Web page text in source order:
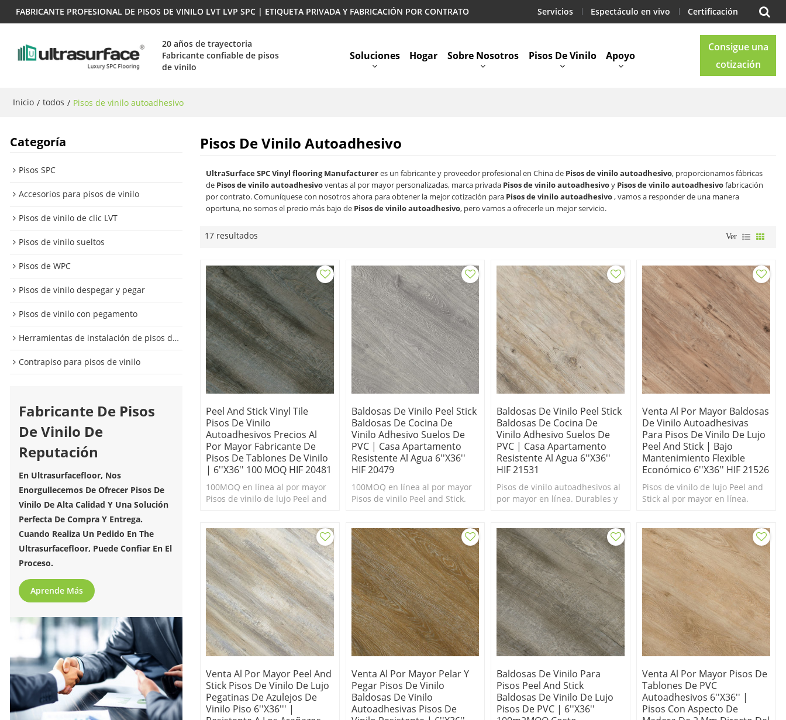
FABRICANTE PROFESIONAL DE PISOS DE VINILO LVT LVP SPC | ETIQUETA PRIVADA Y FABRICACIÓN POR CONTRATO Servicios Espectáculo en vivo Certificación
20 años de trayectoria
Fabricante confiable de pisos
de vinilo
Soluciones Hogar Sobre Nosotros Pisos De Vinilo Apoyo
Consigue una
cotización
Inicio / todos / Pisos de vinilo autoadhesivo
Categoría
Pisos SPC
Accesorios para pisos de vinilo
Pisos de vinilo de clic LVT
Pisos de vinilo sueltos
Pisos de WPC
Pisos de vinilo despegar y pegar
Pisos de vinilo con pegamento
Herramientas de instalación de pisos de vinilo
Contrapiso para pisos de vinilo
Fabricante De Pisos
De Vinilo De
Reputación
En Ultrasurfacefloor, Nos
Enorgullecemos De Ofrecer Pisos De
Vinilo De Alta Calidad Y Una Solución
Perfecta De Compra Y Entrega.
Cuando Realiza Un Pedido En The
Ultrasurfacefloor, Puede Confiar En El
Proceso.
Aprende Más
Pisos De Vinilo Autoadhesivo
UltraSurface SPC Vinyl flooring Manufactureres un fabricante y proveedor profesional en China de Pisos de vinilo autoadhesivo, proporcionamos fábricas
de Pisos de vinilo autoadhesivoventas al por mayor personalizadas, marca privada Pisos de vinilo autoadhesivoy Pisos de vinilo autoadhesivofabricación
por contrato. Comuníquese con nosotros ahora para obtener la mejor cotización para Pisos de vinilo autoadhesivo, vamos a responder de una manera
oportuna, no somos el precio más bajo de Pisos de vinilo autoadhesivo, pero vamos a ofrecerle un mejor servicio.
17 resultados Ver
Peel And Stick Vinyl Tile
Pisos De Vinilo
Autoadhesivos Precios Al
Por Mayor Fabricante De
Pisos De Tablones De Vinilo
| 6''x36'' 100 MOQ HIF 20481
100MOQ en línea al por mayor
Pisos de vinilo de lujo Peel and
autoadhesivos baratos.
Baldosas De Vinilo Peel Stick
Baldosas De Cocina De
Vinilo Adhesivo Suelos De
PVC | Casa Apartamento
Resistente Al Agua 6''x36''
HIF 20479
100MOQ en línea al por mayor
Pisos de vinilo Peel and Stick.
baratos.
Baldosas De Vinilo Peel Stick
Baldosas De Cocina De
Vinilo Adhesivo Suelos De
PVC | Casa Apartamento
Resistente Al Agua 6''x36''
HIF 21531
Pisos de vinilo autoadhesivos al
por mayor en línea. Durables y
Venta Al Por Mayor Baldosas
De Vinilo Autoadhesivas
Para Pisos De Vinilo De Lujo
Peel And Stick | Bajo
Mantenimiento Flexible
Económico 6''x36'' HIF 21526
Pisos de vinilo de lujo Peel and
Stick al por mayor en línea.
baratos.
Venta Al Por Mayor Peel And
Stick Pisos De Vinilo De Lujo
Pegatinas De Azulejos De
Vinilo Piso 6''x36''' |
Venta Al Por Mayor Pelar Y
Pegar Pisos De Vinilo
Baldosas De Vinilo
Autoadhesivas Pisos De
Baldosas De Vinilo Para
Pisos Peel And Stick
Baldosas De Vinilo De Lujo
Pisos De PVC | 6''x36''
Venta Al Por Mayor Pisos De
Tablones De PVC
Autoadhesivos 6''x36'' |
Pisos Con Aspecto De